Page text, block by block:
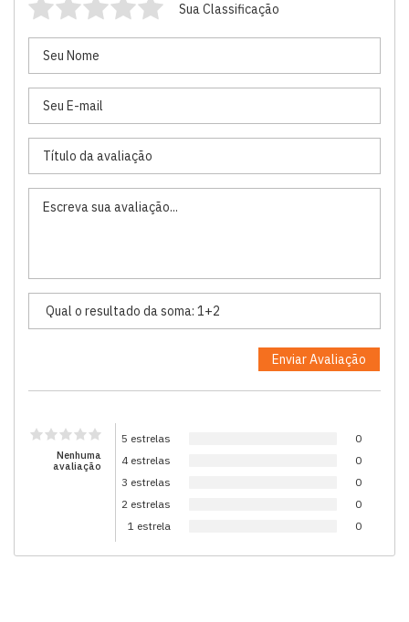
Sua Classificação
Nenhuma
avaliação
5 estrelas
0
4 estrelas
0
3 estrelas
0
2 estrelas
0
1 estrela
0